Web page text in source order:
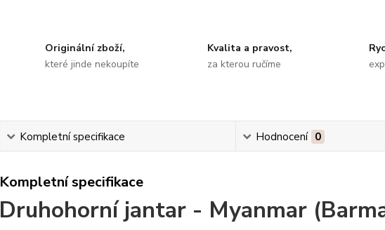
Originální zboží,
které jinde nekoupíte
Kvalita a pravost,
za kterou ručíme
Kompletní specifikace Hodnocení 0
Kompletní specifikace
Druhohorní jantar - Myanmar